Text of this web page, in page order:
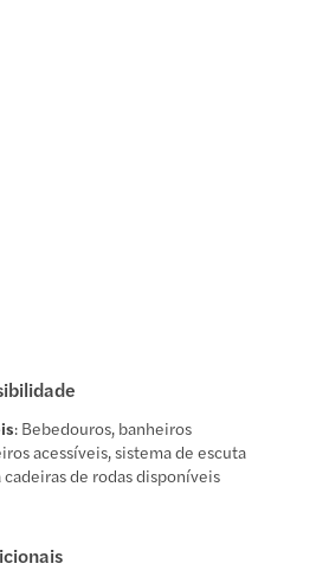
: Bebedouros, banheiros
acessíveis, sistema de escuta
cadeiras de rodas disponíveis